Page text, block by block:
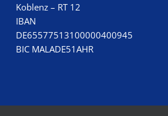
Koblenz – RT 12
IBAN
DE65577513100000400945
BIC MALADE51AHR